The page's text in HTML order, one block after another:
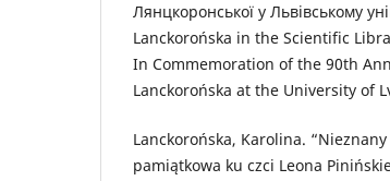
Лянцкоронської у Львівському
Lanckorońska in the Scientific
In Commemoration of the 90th
Lanckorońska at the University of
Lanckorońska, Karolina.
pamiątkowa ku czci Leona